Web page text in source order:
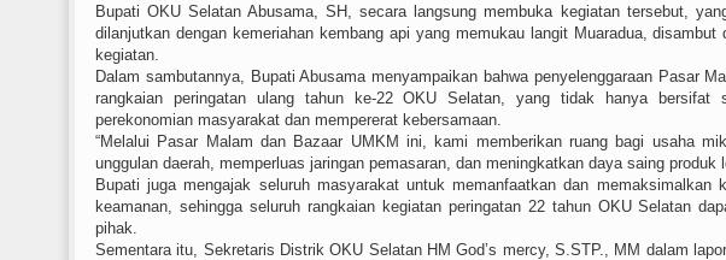
Bupati OKU Selatan Abusama, SH, secara langsung membuka kegiatan tersebut,
dilanjutkan dengan kemeriahan kembang api yang memukau langit Muaradua,
kegiatan.
Dalam sambutannya, Bupati Abusama menyampaikan bahwa penyelenggaraan Pasar
rangkaian peringatan ulang tahun ke-22 OKU Selatan, yang tidak hanya bersifat
perekonomian masyarakat dan mempererat kebersamaan.
“Melalui Pasar Malam dan Bazaar UMKM ini, kami memberikan ruang bagi usaha
unggulan daerah, memperluas jaringan pemasaran, dan meningkatkan daya saing produk
Bupati juga mengajak seluruh masyarakat untuk memanfaatkan dan memaksimalkan
keamanan, sehingga seluruh rangkaian kegiatan peringatan 22 tahun OKU Selatan
pihak.
Sementara itu, Sekretaris Distrik OKU Selatan HM God’s mercy, S.STP., MM dalam